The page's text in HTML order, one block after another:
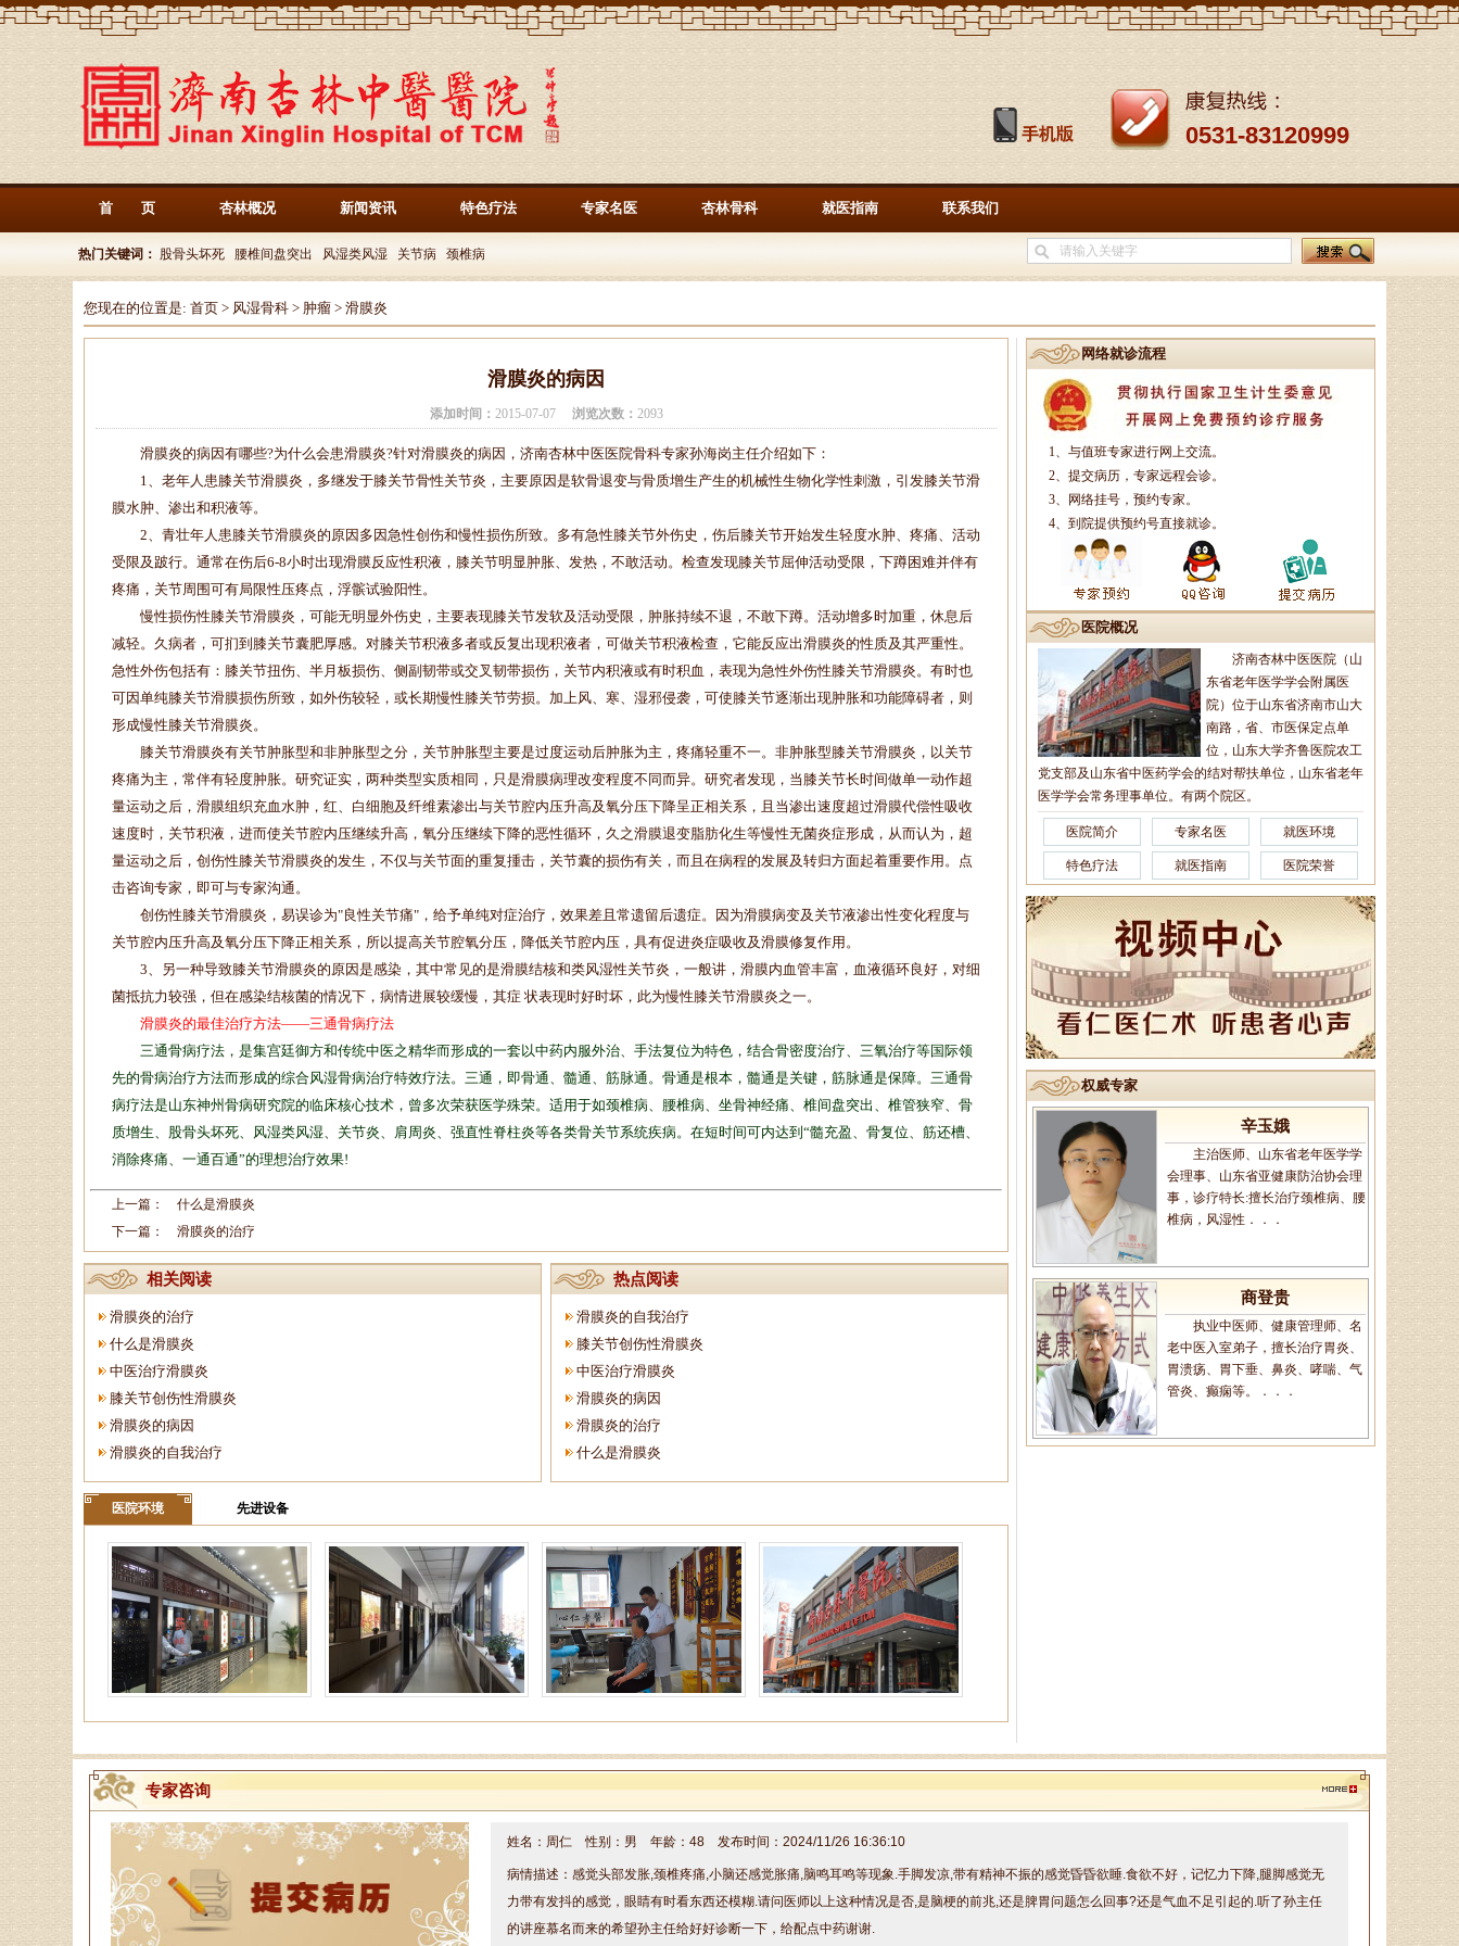
0531-83120999
首 页 杏林概况 新闻资讯 特色疗法 专家名医 杏林骨科 就医指南 联系我们
热门关键词： 股骨头坏死 腰椎间盘突出 风湿类风湿 关节病 颈椎病
您现在的位置是: 首页 > 风湿骨科 > 肿瘤 > 滑膜炎
滑膜炎的病因
添加时间： 2015-07-07 浏览次数： 2093
滑膜炎的病因有哪些?为什么会患滑膜炎?针对滑膜炎的病因，济南杏林中医医院骨科专家孙海岗主任介绍如下：
1、老年人患膝关节滑膜炎，多继发于膝关节骨性关节炎，主要原因是软骨退变与骨质增生产生的机械性生物化学性刺激，引发膝关节滑
膜水肿、渗出和积液等。
2、青壮年人患膝关节滑膜炎的原因多因急性创伤和慢性损伤所致。多有急性膝关节外伤史，伤后膝关节开始发生轻度水肿、疼痛、活动
受限及跛行。通常在伤后6-8小时出现滑膜反应性积液，膝关节明显肿胀、发热，不敢活动。检查发现膝关节屈伸活动受限，下蹲困难并伴有
疼痛，关节周围可有局限性压疼点，浮髌试验阳性。
慢性损伤性膝关节滑膜炎，可能无明显外伤史，主要表现膝关节发软及活动受限，肿胀持续不退，不敢下蹲。活动增多时加重，休息后
减轻。久病者，可扪到膝关节囊肥厚感。对膝关节积液多者或反复出现积液者，可做关节积液检查，它能反应出滑膜炎的性质及其严重性。
急性外伤包括有：膝关节扭伤、半月板损伤、侧副韧带或交叉韧带损伤，关节内积液或有时积血，表现为急性外伤性膝关节滑膜炎。有时也
可因单纯膝关节滑膜损伤所致，如外伤较轻，或长期慢性膝关节劳损。加上风、寒、湿邪侵袭，可使膝关节逐渐出现肿胀和功能障碍者，则
形成慢性膝关节滑膜炎。
膝关节滑膜炎有关节肿胀型和非肿胀型之分，关节肿胀型主要是过度运动后肿胀为主，疼痛轻重不一。非肿胀型膝关节滑膜炎，以关节
疼痛为主，常伴有轻度肿胀。研究证实，两种类型实质相同，只是滑膜病理改变程度不同而异。研究者发现，当膝关节长时间做单一动作超
量运动之后，滑膜组织充血水肿，红、白细胞及纤维素渗出与关节腔内压升高及氧分压下降呈正相关系，且当渗出速度超过滑膜代偿性吸收
速度时，关节积液，进而使关节腔内压继续升高，氧分压继续下降的恶性循环，久之滑膜退变脂肪化生等慢性无菌炎症形成，从而认为，超
量运动之后，创伤性膝关节滑膜炎的发生，不仅与关节面的重复揰击，关节囊的损伤有关，而且在病程的发展及转归方面起着重要作用。点
击咨询专家 ，即可与专家沟通。
创伤性膝关节滑膜炎，易误诊为"良性关节痛"，给予单纯对症治疗，效果差且常遗留后遗症。因为滑膜病变及关节液渗出性变化程度与
关节腔内压升高及氧分压下降正相关系，所以提高关节腔氧分压，降低关节腔内压，具有促进炎症吸收及滑膜修复作用。
3、另一种导致膝关节滑膜炎的原因是感染，其中常见的是滑膜结核和类风湿性关节炎，一般讲，滑膜内血管丰富，血液循环良好，对细
菌抵抗力较强，但在感染结核菌的情况下，病情进展较缓慢，其症 状表现时好时坏，此为慢性膝关节滑膜炎之一。
滑膜炎的最佳治疗方法——三通骨病疗法
三通骨病疗法，是集宫廷御方和传统中医之精华而形成的一套以中药内服外治、手法复位为特色，结合骨密度治疗、三氧治疗等国际领
先的骨病治疗方法而形成的综合风湿骨病治疗特效疗法。三通，即骨通、髓通、筋脉通。骨通是根本，髓通是关键，筋脉通是保障。三通骨
病疗法是山东神州骨病研究院的临床核心技术，曾多次荣获医学殊荣。适用于如颈椎病、腰椎病、坐骨神经痛、椎间盘突出、椎管狭窄、骨
质增生、股骨头坏死、风湿类风湿、关节炎、肩周炎、强直性脊柱炎等各类骨关节系统疾病。在短时间可内达到“髓充盈、骨复位、筋还槽、
消除疼痛、一通百通”的理想治疗效果!
上一篇： 什么是滑膜炎
下一篇： 滑膜炎的治疗
相关阅读
滑膜炎的治疗
什么是滑膜炎
中医治疗滑膜炎
膝关节创伤性滑膜炎
滑膜炎的病因
滑膜炎的自我治疗
热点阅读
滑膜炎的自我治疗
膝关节创伤性滑膜炎
中医治疗滑膜炎
滑膜炎的病因
滑膜炎的治疗
什么是滑膜炎
医院环境 先进设备
网络就诊流程
1、与值班专家进行网上交流。
2、提交病历，专家远程会诊。
3、网络挂号，预约专家。
4、到院提供预约号直接就诊。
医院概况
济南杏林中医医院（山
东省老年医学学会附属医
院）位于山东省济南市山大
南路，省、市医保定点单
位，山东大学齐鲁医院农工
党支部及山东省中医药学会的结对帮扶单位，山东省老年
医学学会常务理事单位。有两个院区。
医院简介 专家名医 就医环境
特色疗法 就医指南 医院荣誉
权威专家
济南杏林中医医院院长、副主
任中医师、蔺氏三通正骨术非遗传
长、山东省老年医．．．
徐乐芳
中医副主任医师、骨病、风湿
病专家、中医妇科专家、山东省中
医学会风湿骨病专业委员会委员、
山东中医药学会．．．
杨润河
副主任中医师、济南市名中医
专家，擅长治疗颈肩腰腿痛：疼痛
麻木型颈椎病、眩晕型颈椎病、四
肢沉重型颈椎病．．．
李莹莹
主治医生、御医传人、健康管
理师，主治病种：1、微循环调
理：包括疲倦乏力、无食欲、消化
辛玉娥
主治医师、山东省老年医学学
会理事、山东省亚健康防治协会理
事，诊疗特长:擅长治疗颈椎病、腰
椎病，风湿性．．．
商登贵
执业中医师、健康管理师、名
老中医入室弟子，擅长治疗胃炎、
胃溃疡、胃下垂、鼻炎、哮喘、气
管炎、癫痫等。．．．
郭通道
症、焦虑症、抑郁症、失眠多梦、
脾胃病、消化不良．．．
专家咨询
你好周老师， 像突然的头晕、头痛、或头部昏沉，